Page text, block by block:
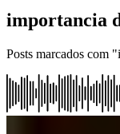
importancia
Posts marcados com